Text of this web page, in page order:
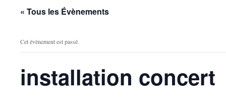
« Tous les Évènements
Cet évènement est passé.
installation concert